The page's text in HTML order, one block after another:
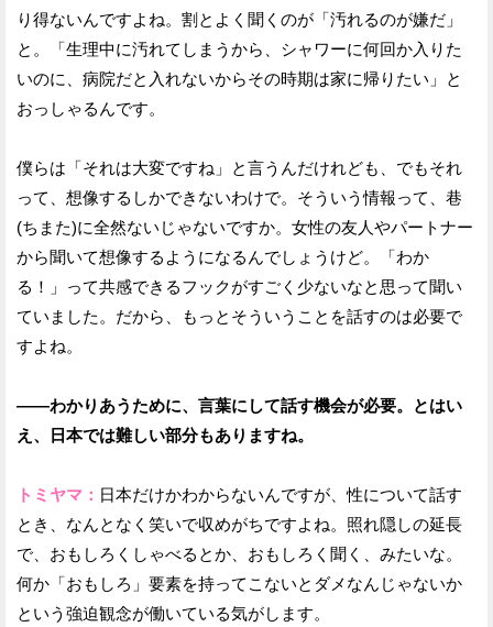
り得ないんですよね。割とよく聞くのが「汚れるのが嫌だ」
と。「生理中に汚れてしまうから、シャワーに何回か入りた
いのに、病院だと入れないからその時期は家に帰りたい」と
おっしゃるんです。
僕らは「それは大変ですね」と言うんだけれども、でもそれ
って、想像するしかできないわけで。そういう情報って、巷
(ちまた)に全然ないじゃないですか。女性の友人やパートナー
から聞いて想像するようになるんでしょうけど。「わか
る！」って共感できるフックがすごく少ないなと思って聞い
ていました。だから、もっとそういうことを話すのは必要で
すよね。
——わかりあうために、言葉にして話す機会が必要。とはい
え、日本では難しい部分もありますね。
トミヤマ： 日本だけかわからないんですが、性について話す
とき、なんとなく笑いで収めがちですよね。照れ隠しの延長
で、おもしろくしゃべるとか、おもしろく聞く、みたいな。
何か「おもしろ」要素を持ってこないとダメなんじゃないか
という強迫観念が働いている気がします。